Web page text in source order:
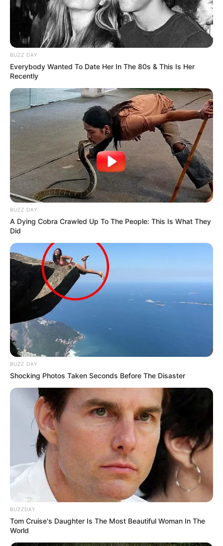
BUZZ DAY
Everybody Wanted To Date Her In The 80s & This Is Her
Recently
BUZZ DAY
A Dying Cobra Crawled Up To The People: This Is What They
Did
BUZZ DAY
Shocking Photos Taken Seconds Before The Disaster
BUZZDAY
Tom Cruise's Daughter Is The Most Beautiful Woman In The
World